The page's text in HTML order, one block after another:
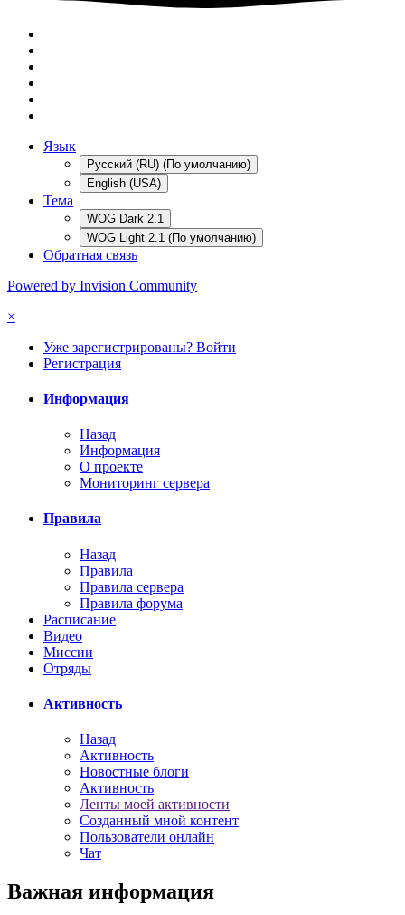
Язык
Русский (RU) (По умолчанию)
English (USA)
Тема
WOG Dark 2.1
WOG Light 2.1 (По умолчанию)
Обратная связь
Powered by Invision Community
×
Уже зарегистрированы? Войти
Регистрация
Информация
Назад
Информация
О проекте
Мониторинг сервера
Правила
Назад
Правила
Правила сервера
Правила форума
Расписание
Видео
Миссии
Отряды
Активность
Назад
Активность
Новостные блоги
Активность
Ленты моей активности
Созданный мной контент
Пользователи онлайн
Чат
Важная информация